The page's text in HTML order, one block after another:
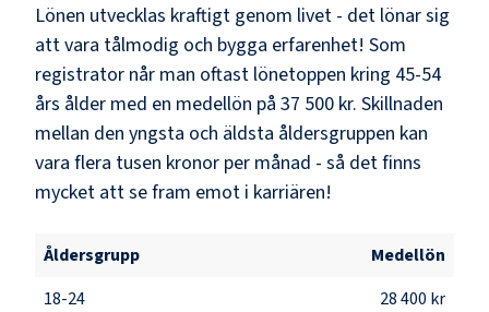
Lönen utvecklas kraftigt genom livet - det lönar sig
att vara tålmodig och bygga erfarenhet! Som
registrator når man oftast lönetoppen kring 45-54
års ålder med en medellön på 37 500 kr. Skillnaden
mellan den yngsta och äldsta åldersgruppen kan
vara flera tusen kronor per månad - så det finns
mycket att se fram emot i karriären!
Åldersgrupp
Medellön
18-24
28 400 kr